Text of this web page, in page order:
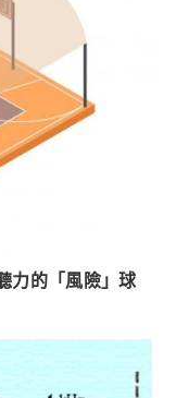
力的「風險」球